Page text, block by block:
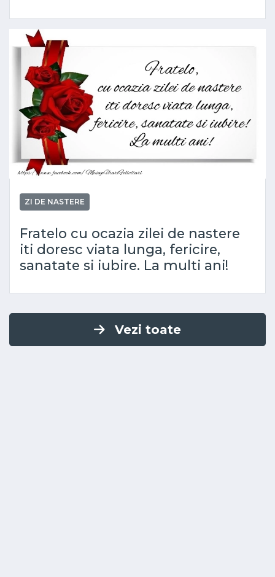
ZI DE NASTERE
Fratelo cu ocazia zilei de nastere
iti doresc viata lunga, fericire,
sanatate si iubire. La multi ani!
Vezi toate